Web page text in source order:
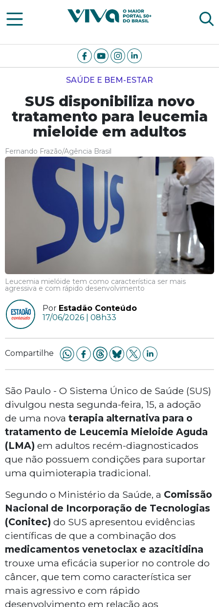
Viva Notícias
SAÚDE E BEM-ESTAR
SUS disponibiliza novo
tratamento para leucemia
mieloide em adultos
Fernando Frazão/Agência Brasil
Leucemia mielóide tem como característica ser mais
agressiva e com rápido desenvolvimento
Por Estadão Conteúdo
17/06/2026 | 08h33
Compartilhe
São Paulo - O Sistema Único de Saúde (SUS)
divulgou nesta segunda-feira, 15, a adoção
de uma nova terapia alternativa para o
tratamento de Leucemia Mieloide Aguda
(LMA) em adultos recém-diagnosticados
que não possuem condições para suportar
uma quimioterapia tradicional.
Segundo o Ministério da Saúde, a Comissão
Nacional de Incorporação de Tecnologias
(Conitec) do SUS apresentou evidências
científicas de que a combinação dos
medicamentos venetoclax e azacitidina
trouxe uma eficácia superior no controle do
câncer, que tem como característica ser
mais agressivo e com rápido
desenvolvimento em relação aos